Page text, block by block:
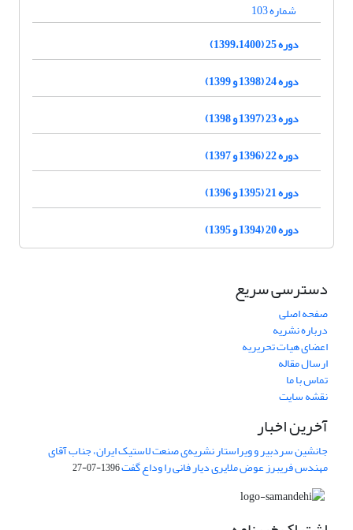
شماره 103
دوره 25 (1399،1400)
دوره 24 (1398 و 1399)
دوره 23 (1397 و 1398)
دوره 22 (1396 و 1397)
دوره 21 (1395 و 1396)
دوره 20 (1394 و 1395)
دسترسی سریع
صفحه اصلی
درباره نشریه
اعضای هیات تحریریه
ارسال مقاله
تماس با ما
نقشه سایت
آخرین اخبار
جانشین سردبیر و ویراستار نشریه‌ی صنعت لاستیک ایران، جناب آقای
مهندس فریبرز عوض ملایری دیار فانی را وداع گفت1396-07-27